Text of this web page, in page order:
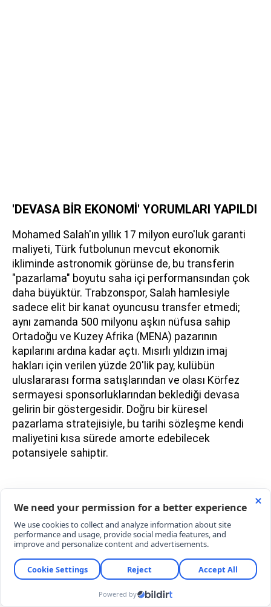
'DEVASA BİR EKONOMİ' YORUMLARI YAPILDI
Mohamed Salah'ın yıllık 17 milyon euro'luk garanti
maliyeti, Türk futbolunun mevcut ekonomik
ikliminde astronomik görünse de, bu transferin
"pazarlama" boyutu saha içi performansından çok
daha büyüktür. Trabzonspor, Salah hamlesiyle
sadece elit bir kanat oyuncusu transfer etmedi;
aynı zamanda 500 milyonu aşkın nüfusa sahip
Ortadoğu ve Kuzey Afrika (MENA) pazarının
kapılarını ardına kadar açtı. Mısırlı yıldızın imaj
hakları için verilen yüzde 20'lik pay, kulübün
uluslararası forma satışlarından ve olası Körfez
sermayesi sponsorluklarından beklediği devasa
gelirin bir göstergesidir. Doğru bir küresel
pazarlama stratejisiyle, bu tarihi sözleşme kendi
maliyetini kısa sürede amorte edebilecek
potansiyele sahiptir.